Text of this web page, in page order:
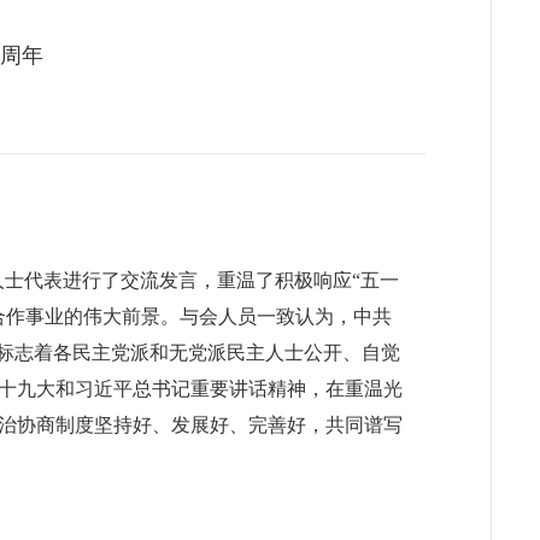
年
代表进行了交流发言，重温了积极响应“五一
事业的伟大前景。与会人员一致认为，中共
志着各民主党派和无党派民主人士公开、自觉
九大和习近平总书记重要讲话精神，在重温光
协商制度坚持好、发展好、完善好，共同谱写